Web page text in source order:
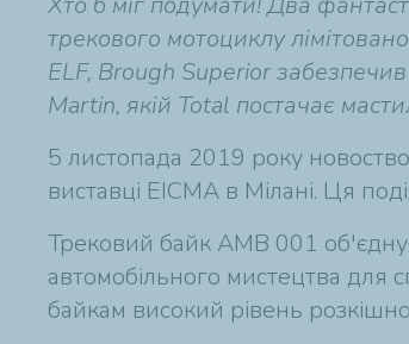
трекового мотоциклу
ELF, Brough Superior
Martin, якій Total постачає
5 листопада 2019 року
виставці EICMA в Мілані. Ця
Трековий байк AMB 001
автомобільного мистецтва для
байкам високий рівень